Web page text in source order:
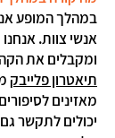
אנשי צוות.
ומקבלים את
תיאטרון פלייבק
מאזינים
יכולים לתקשר